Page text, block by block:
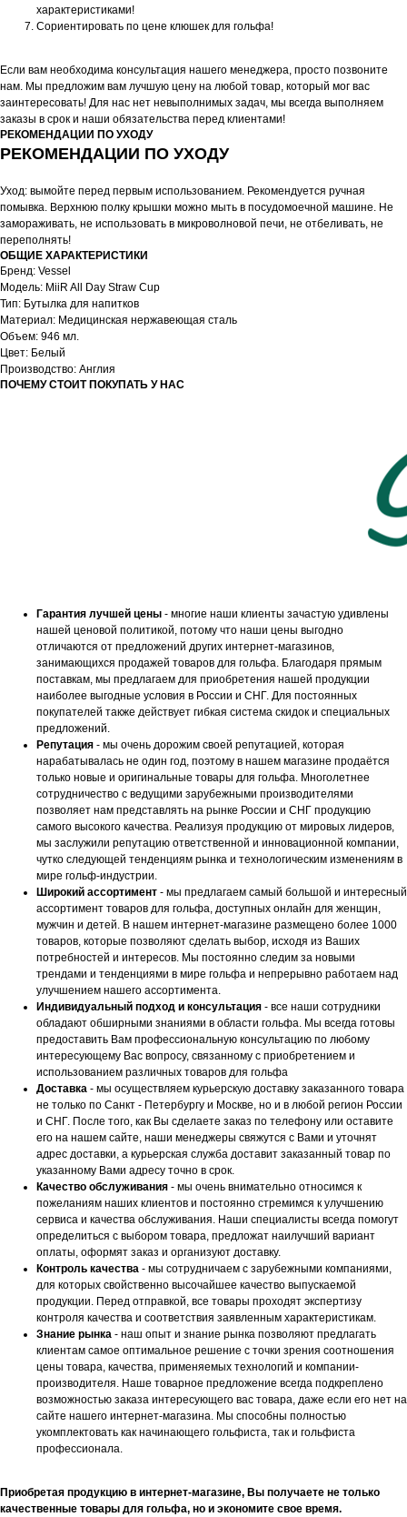
характеристиками!
Сориентировать по цене клюшек для гольфа!
Если вам необходима консультация нашего менеджера, просто позвоните
нам. Мы предложим вам лучшую цену на любой товар, который мог вас
заинтересовать! Для нас нет невыполнимых задач, мы всегда выполняем
заказы в срок и наши обязательства перед клиентами!
РЕКОМЕНДАЦИИ ПО УХОДУ
РЕКОМЕНДАЦИИ ПО УХОДУ
Уход: вымойте перед первым использованием. Рекомендуется ручная
помывка. Верхнюю полку крышки можно мыть в посудомоечной машине. Не
замораживать, не использовать в микроволновой печи, не отбеливать, не
переполнять!
ОБЩИЕ ХАРАКТЕРИСТИКИ
Бренд: Vessel
Модель: MiiR All Day Straw Cup
Тип: Бутылка для напитков
Материал: Медицинская нержавеющая сталь
Объем: 946 мл.
Цвет: Белый
Производство: Англия
ПОЧЕМУ СТОИТ ПОКУПАТЬ У НАС
Гарантия лучшей цены - многие наши клиенты зачастую удивлены
нашей ценовой политикой, потому что наши цены выгодно
отличаются от предложений других интернет-магазинов,
занимающихся продажей товаров для гольфа. Благодаря прямым
поставкам, мы предлагаем для приобретения нашей продукции
наиболее выгодные условия в России и СНГ. Для постоянных
покупателей также действует гибкая система скидок и специальных
предложений.
Репутация - мы очень дорожим своей репутацией, которая
нарабатывалась не один год, поэтому в нашем магазине продаётся
только новые и оригинальные товары для гольфа. Многолетнее
сотрудничество с ведущими зарубежными производителями
позволяет нам представлять на рынке России и СНГ продукцию
самого высокого качества. Реализуя продукцию от мировых лидеров,
мы заслужили репутацию ответственной и инновационной компании,
чутко следующей тенденциям рынка и технологическим изменениям в
мире гольф-индустрии.
Широкий ассортимент - мы предлагаем самый большой и интересный
ассортимент товаров для гольфа, доступных онлайн для женщин,
мужчин и детей. В нашем интернет-магазине размещено более 1000
товаров, которые позволяют сделать выбор, исходя из Ваших
потребностей и интересов. Мы постоянно следим за новыми
трендами и тенденциями в мире гольфа и непрерывно работаем над
улучшением нашего ассортимента.
Индивидуальный подход и консультация - все наши сотрудники
обладают обширными знаниями в области гольфа. Мы всегда готовы
предоставить Вам профессиональную консультацию по любому
интересующему Вас вопросу, связанному с приобретением и
использованием различных товаров для гольфа
Доставка - мы осуществляем курьерскую доставку заказанного товара
не только по Санкт - Петербургу и Москве, но и в любой регион России
и СНГ. После того, как Вы сделаете заказ по телефону или оставите
его на нашем сайте, наши менеджеры свяжутся с Вами и уточнят
адрес доставки, а курьерская служба доставит заказанный товар по
указанному Вами адресу точно в срок.
Качество обслуживания - мы очень внимательно относимся к
пожеланиям наших клиентов и постоянно стремимся к улучшению
сервиса и качества обслуживания. Наши специалисты всегда помогут
определиться с выбором товара, предложат наилучший вариант
оплаты, оформят заказ и организуют доставку.
Контроль качества - мы сотрудничаем с зарубежными компаниями,
для которых свойственно высочайшее качество выпускаемой
продукции. Перед отправкой, все товары проходят экспертизу
контроля качества и соответствия заявленным характеристикам.
Знание рынка - наш опыт и знание рынка позволяют предлагать
клиентам самое оптимальное решение с точки зрения соотношения
цены товара, качества, применяемых технологий и компании-
производителя. Наше товарное предложение всегда подкреплено
возможностью заказа интересующего вас товара, даже если его нет на
сайте нашего интернет-магазина. Мы способны полностью
укомплектовать как начинающего гольфиста, так и гольфиста
профессионала.
Приобретая продукцию в интернет-магазине, Вы получаете не только
качественные товары для гольфа, но и экономите свое время.